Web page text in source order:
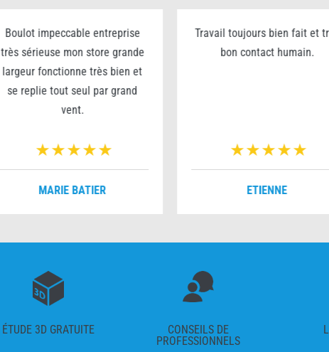
Boulot impeccable entreprise
très sérieuse mon store grande
largeur fonctionne très bien et
se replie tout seul par grand
vent.
MARIE BATIER
Travail toujours bien fait et
bon contact humain.
ETIENNE
ÉTUDE 3D GRATUITE
CONSEILS DE
PROFESSIONNELS